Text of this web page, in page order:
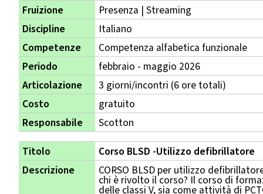
Fruizione
Presenza | Streaming
Discipline
Italiano
Competenze
Competenza alfabetica funzionale
Periodo
febbraio - maggio 2026
Articolazione
3 giorni/incontri (6 ore totali)
Costo
gratuito
Responsabile
Scotton
Titolo
Corso BLSD -Utilizzo defibrillatore
Descrizione
CORSO BLSD per utilizzo
chi è rivolto il corso? Il corso di
delle classi V, sia come attività di